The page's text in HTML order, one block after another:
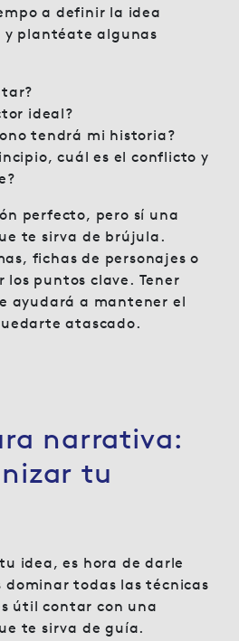
a definir la idea
plantéate algunas
ideal?
tendrá mi historia?
cuál es el conflicto y
perfecto, pero sí una
te sirva de brújula.
fichas de personajes o
puntos clave. Tener
ayudará a mantener el
atascado.
narrativa:
tu
idea, es hora de darle
dominar todas las técnicas
útil contar con una
te sirva de guía.